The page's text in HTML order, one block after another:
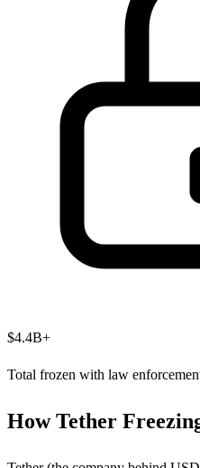
$4.4B+
Total frozen with law
How Tether